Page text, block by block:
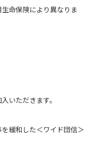
命保険により異なりま
いただきます。
緩和した＜ワイド団信＞